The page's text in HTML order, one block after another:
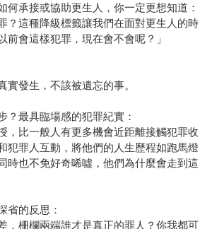
何承接或協助更生人，你一定更想知道：
？這種降級標籤讓我們在面對更生人的時
前會這樣犯罪，現在會不會呢？」
實發生，不該被遺忘的事。
最具臨場感的犯罪紀實：
，比一般人有更多機會近距離接觸犯罪收
犯罪人互動，將他們的人生歷程如跑馬燈
時也不免好奇唏噓，他們為什麼會走到這
省的反思：
，柵欄兩端誰才是真正的罪人？你我都可